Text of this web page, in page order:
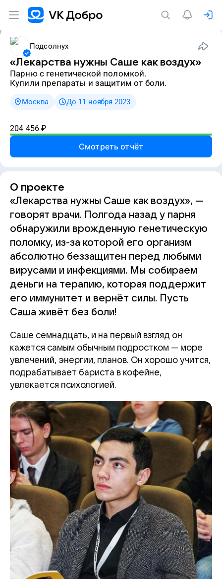
Подсолнух
«Лекарства нужны Саше как воздух»
парню с генетической поломкой.
Купили препараты и защитим от боли.
Москва До 11 ноября 2023
204 456 ₽
Смотреть отчёт
О проекте
«Лекарства нужны Саше как воздух», —
говорят врачи. Полгода назад у парня
обнаружили врожденную генетическую
поломку, из-за которой его организм
абсолютно беззащитен перед любыми
вирусами и инфекциями. Мы собираем
деньги на терапию, которая поддержит
его иммунитет и вернёт силы. Пусть
Саша живёт без боли!
Саше семнадцать, и на первый взгляд он
кажется самым обычным подростком — море
увлечений, энергии, планов. Он хорошо учится,
подрабатывает бариста в кофейне,
увлекается психологией.